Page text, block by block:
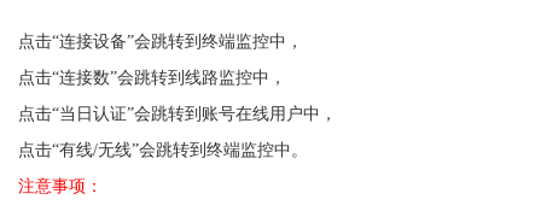
点击“连接设备”会跳转到终端监控中，
点击“连接数”会跳转到线路监控中，
点击“当日认证”会跳转到账号在线用户中，
点击“有线/无线”会跳转到终端监控中。
注意事项：